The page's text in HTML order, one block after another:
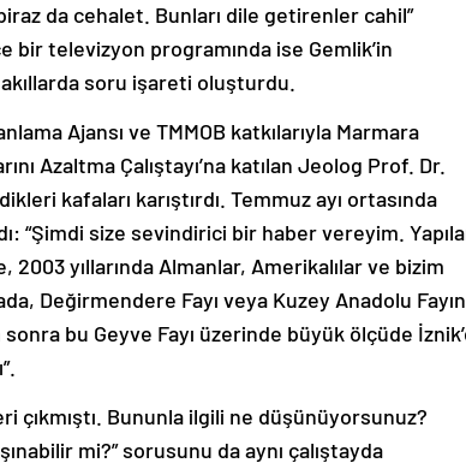
da cehalet. Bunları dile getirenler cahil”
televizyon programında ise Gemlik’in
soru işareti oluşturdu.
Ajansı ve TMMOB katkılarıyla Marmara
Azaltma Çalıştayı’na katılan Jeolog Prof. Dr.
kafaları karıştırdı. Temmuz ayı ortasında
“Şimdi size sevindirici bir haber vereyim.
yıllarında Almanlar, Amerikalılar ve bizim
Değirmendere Fayı veya Kuzey Anadolu
bu Geyve Fayı üzerinde büyük ölçüde
çıkmıştı. Bununla ilgili ne düşünüyorsunuz?
mi?” sorusunu da aynı çalıştayda